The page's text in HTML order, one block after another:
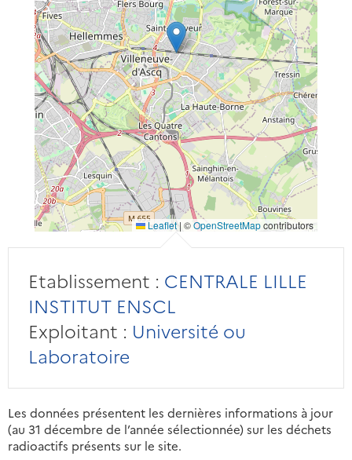
Leaflet| ©OpenStreetMapcontributors
Etablissement : CENTRALE LILLE
INSTITUT ENSCL
Exploitant : Université ou
Laboratoire
Les données présentent les dernières informations à jour
(au 31 décembre de l’année sélectionnée) sur les déchets
radioactifs présents sur le site.